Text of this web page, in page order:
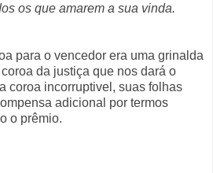
os que amarem a sua vinda.
para o vencedor era uma grinalda
da justiça que nos dará o
coroa incorruptivel, suas folhas
adicional por termos
o prêmio.